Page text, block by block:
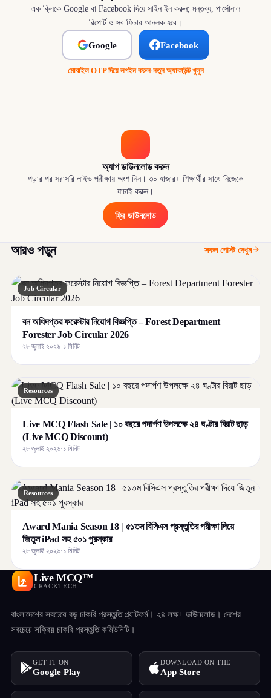
এক ক্লিকে Google বা Facebook দিয়ে সাইন ইন করুন; মন্তব্য, পার্সোনাল
রিপোর্ট ও সব ফিচার আনলক হবে।
Google Facebook
মোবাইল OTP দিয়ে লগইন করুন·নতুন অ্যাকাউন্ট খুলুন
অ্যাপ ডাউনলোড করুন
পড়ার পর সরাসরি লাইভ পরীক্ষায় অংশ নিন। ৩০ হাজার+ শিক্ষার্থীর সাথে নিজেকে
যাচাই করুন।
ফ্রি ডাউনলোড
আরও পড়ুন সকল পোস্ট দেখুন
Job Circular
বন অধিদপ্তর ফরেস্টার নিয়োগ বিজ্ঞপ্তি – Forest Department
Forester Job Circular 2026
২৮ জুলাই ২০২৬·১ মিনিট
Resources
Live MCQ Flash Sale | ১০ বছরে পদার্পণ উপলক্ষে ২৪ ঘণ্টার বিরাট ছাড়
(Live MCQ Discount)
২৮ জুলাই ২০২৬·১ মিনিট
Resources
Award Mania Season 18 | ৫১তম বিসিএস প্রস্তুতির পরীক্ষা দিয়ে
জিতুন iPad সহ ৫০১ পুরস্কার
২৮ জুলাই ২০২৬·১ মিনিট
Live MCQ™
CRACKTECH
বাংলাদেশের সবচেয়ে বড় চাকরি প্রস্তুতি প্ল্যাটফর্ম। ২৪ লক্ষ+ ডাউনলোড। দেশের
সবচেয়ে সক্রিয় চাকরি প্রস্তুতি কমিউনিটি।
GET IT ON
Google Play
DOWNLOAD ON THE
App Store